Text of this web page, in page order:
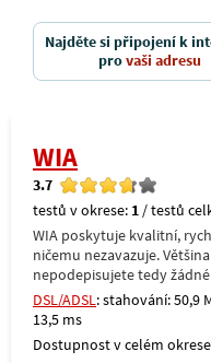
Najděte si připojení k
provaši adresu
WIA
3.7
testů v okrese: 1 / testů
WIA poskytuje kvalitní,
ničemu nezavazuje.
nepodepisujete tedy
DSL/ADSL: stahování: 50,9
13,5 ms
Dostupnost v celém